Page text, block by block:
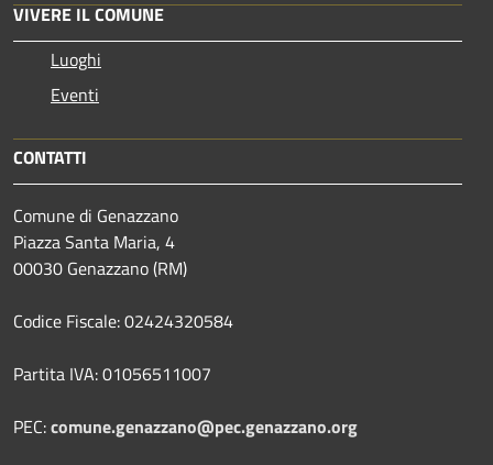
VIVERE IL COMUNE
Luoghi
Eventi
CONTATTI
Comune di Genazzano
Piazza Santa Maria, 4
00030 Genazzano (RM)
Codice Fiscale: 02424320584
Partita IVA: 01056511007
PEC:comune.genazzano@pec.genazzano.org